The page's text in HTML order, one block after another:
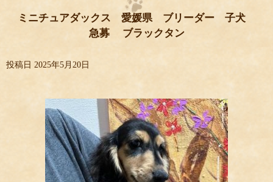
ミニチュアダックス 愛媛県 ブリーダー 子犬
急募 ブラックタン
投稿日 2025年5月20日